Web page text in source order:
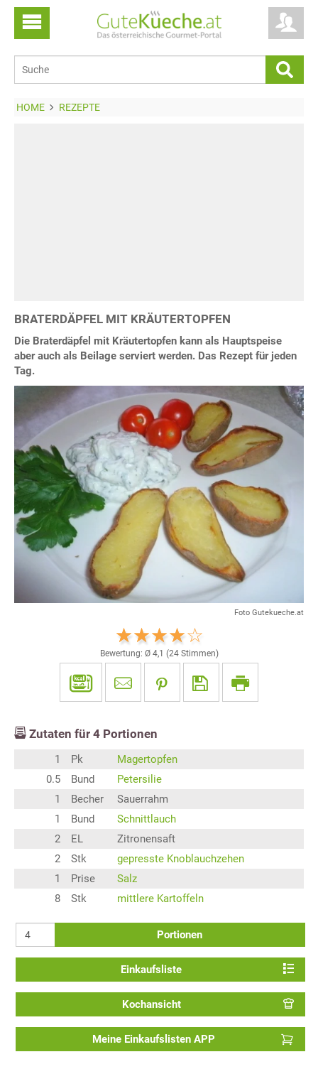
HOME REZEPTE
BRATERDÄPFEL MIT KRÄUTERTOPFEN
Die Braterdäpfel mit Kräutertopfen kann als Hauptspeise
aber auch als Beilage serviert werden. Das Rezept für jeden
Tag.
Foto Gutekueche.at
Bewertung: Ø 4,1 (24Stimmen)
Zutaten für 4 Portionen
1 Pk
Magertopfen
0.5
Bund
Petersilie
1
Becher
Sauerrahm
1
Bund
Schnittlauch
2
EL
Zitronensaft
2
Stk
gepresste Knoblauchzehen
1
Prise
Salz
8
Stk mittlere Kartoffeln
Portionen
Einkaufsliste
Kochansicht
Meine Einkaufslisten APP